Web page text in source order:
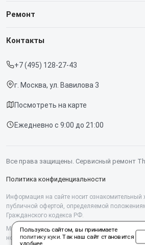
О нашем сервисе
Срочный ремонт
Доставка и способы оплаты
Диагностика
Контакты
Ремонт
Ноутбуков
Контакты
+7 (495) 128-27-43
г. Москва, ул. Вавилова 3
Посмотреть на карте
Ежедневно с 9:00 до 21:00
Все права защищены. Сервисный ремонт
Политика конфиденциальности
Информация на сайте носит ознакомительный
публичной офертой, определяемой
Гражданского кодекса РФ.
Мы специализируемся на обслуживании и
но не являемся их официальным
Пользуясь сайтом, вы принимаете
политику куки. Так наш сайт становится
удобнее